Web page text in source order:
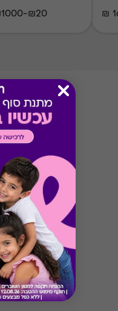
* לתשומת לבכם,
שישולמו ישירות
מול בית העסק את
₪20-₪1000